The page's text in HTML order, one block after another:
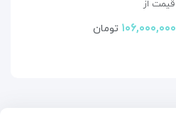
قیمت از
۱۰۶,۰۰۰,۰۰۰ تومان